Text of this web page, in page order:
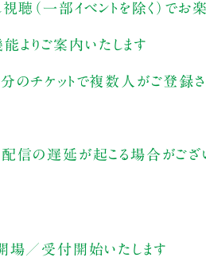
視聴（一部イベントを除く）で
よりご案内いたします
のチケットで複数人がご登録
信の遅延が起こる場合がござ
場／受付開始いたします